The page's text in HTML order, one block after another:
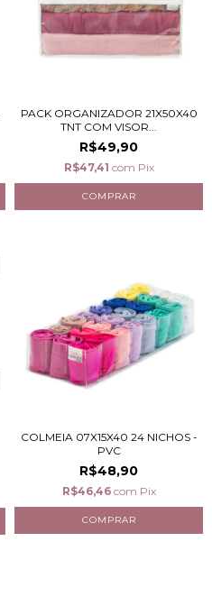
PACK ORGANIZADOR 21X50X40
TNT COM VISOR...
R$49,90
R$47,41 com Pix
COLMEIA 07X15X40 24 NICHOS -
PVC
R$48,90
R$46,46 com Pix